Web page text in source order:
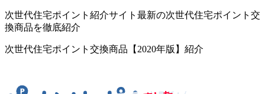
次世代住宅ポイント紹介サイト最新の次世代住宅ポイント交
換商品を徹底紹介
次世代住宅ポイント交換商品【2020年版】紹介